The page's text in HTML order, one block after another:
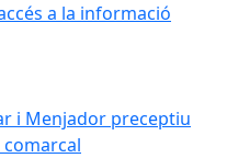
a la informació
i Menjador preceptiu
comarcal